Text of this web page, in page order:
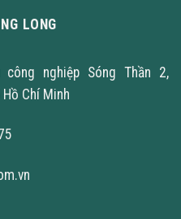
LONG
nghiệp Sóng Thần 2,
Chí Minh